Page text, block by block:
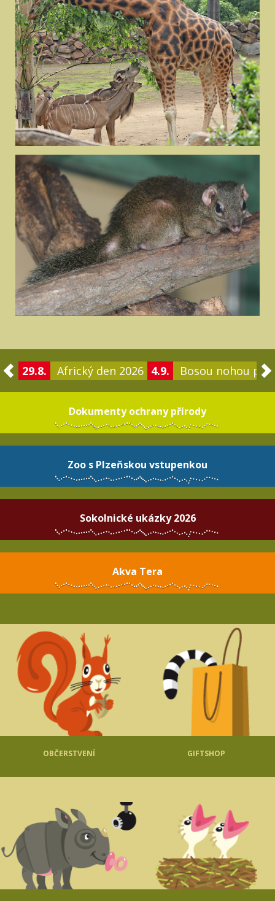
29.8. Africký den 2026 4.9. Bosou nohou po
Dokumenty ochrany přírody
Zoo s Plzeňskou vstupenkou
Sokolnické ukázky 2026
Akva Tera
OBČERSTVENÍ GIFTSHOP